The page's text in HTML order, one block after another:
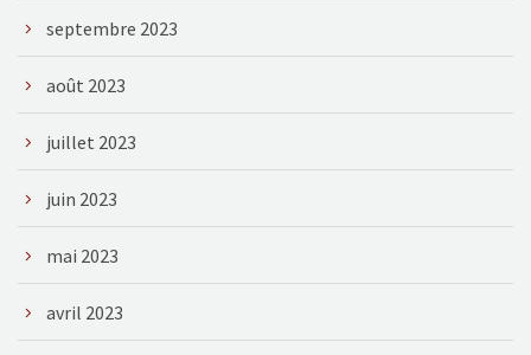
septembre 2023
août 2023
juillet 2023
juin 2023
mai 2023
avril 2023